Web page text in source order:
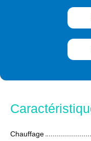
Chauffage